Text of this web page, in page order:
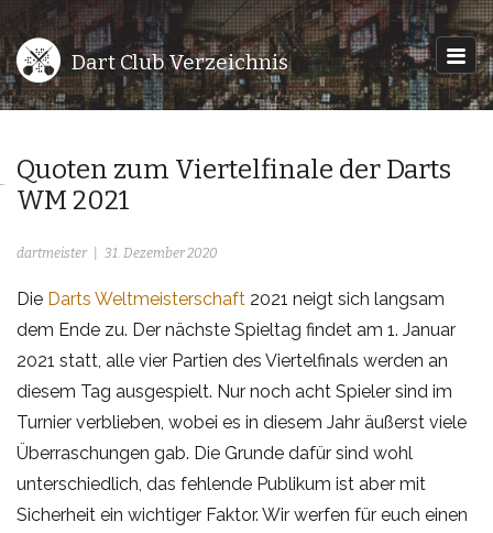
Dart Club Verzeichnis
Quoten zum Viertelfinale der Darts
WM 2021
dartmeister 31. Dezember 2020
Die Darts Weltmeisterschaft 2021 neigt sich langsam
dem Ende zu. Der nächste Spieltag findet am 1. Januar
2021 statt, alle vier Partien des Viertelfinals werden an
diesem Tag ausgespielt. Nur noch acht Spieler sind im
Turnier verblieben, wobei es in diesem Jahr äußerst viele
Überraschungen gab. Die Grunde dafür sind wohl
unterschiedlich, das fehlende Publikum ist aber mit
Sicherheit ein wichtiger Faktor. Wir werfen für euch einen